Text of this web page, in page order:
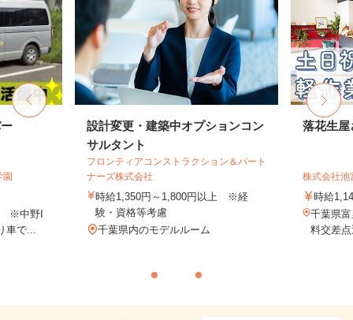
園
※中野I
車で...
設計変更・建築中オプションコン
サルタント
フロンティアコンストラクション＆パート
ナーズ株式会社
時給1,350円～1,800円以上 ※経
験・資格等考慮
千葉県内のモデルルーム
落花生屋
株式会社池
時給
千葉県
料交差